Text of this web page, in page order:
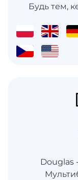
Будь тем,
Douglas